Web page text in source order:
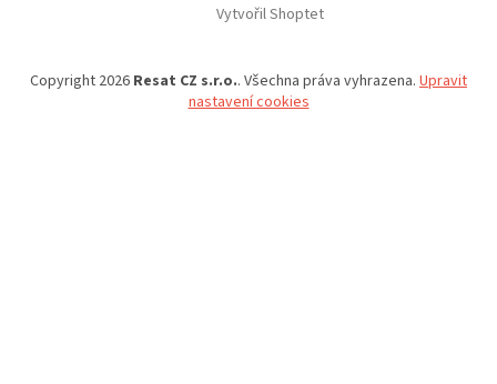
Vytvořil Shoptet
Copyright 2026 Resat CZ s.r.o.. Všechna práva vyhrazena. Upravit
nastavení cookies